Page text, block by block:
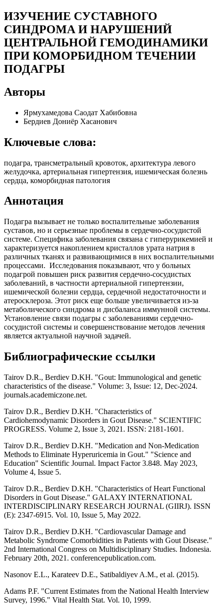
ИЗУЧЕНИЕ СУСТАВНОГО
СИНДРОМА И НАРУШЕНИЙ
ЦЕНТРАЛЬНОЙ ГЕМОДИНАМИКИ
ПРИ КОМОРБИДНОМ ТЕЧЕНИИ
ПОДАГРЫ
Авторы
Ярмухамедова Саодат Хабибовна
Бердиев Дониёр Хасанович
Ключевые слова:
подагра, трансметральный кровоток, архитектура левого
желудочка, артериальная гипертензия, ишемическая болезнь
сердца, коморбидная патология
Аннотация
Подагра вызывает не только воспалительные заболевания
суставов, но и серьезные проблемы в сердечно-сосудистой
системе. Специфика заболевания связана с гиперурикемией и
характеризуется накоплением кристаллов урата натрия в
различных тканях и развивающимися в них воспалительными
процессами. Исследования показывают, что у больных
подагрой повышен риск развития сердечно-сосудистых
заболеваний, в частности артериальной гипертензии,
ишемической болезни сердца, сердечной недостаточности и
атеросклероза. Этот риск еще больше увеличивается из-за
метаболического синдрома и дисбаланса иммунной системы.
Установление связи подагры с заболеваниями сердечно-
сосудистой системы и совершенствование методов лечения
является актуальной научной задачей.
Библиографические ссылки
Tairov D.R., Berdiev D.KH. "Gout: Immunological and genetic
characteristics of the disease." Volume: 3, Issue: 12, Dec-2024.
journals.academiczone.net.
Tairov D.R., Berdiev D.KH. "Characteristics of
Cardiohemodynamic Disorders in Gout Disease." SCIENTIFIC
PROGRESS. Volume 2, Issue 3, 2021. ISSN: 2181-1601.
Tairov D.R., Berdiev D.KH. "Medication and Non-Medication
Methods to Eliminate Hyperuricemia in Gout." "Science and
Education" Scientific Journal. Impact Factor 3.848. May 2023,
Volume 4, Issue 5.
Tairov D.R., Berdiev D.KH. "Characteristics of Heart Functional
Disorders in Gout Disease." GALAXY INTERNATIONAL
INTERDISCIPLINARY RESEARCH JOURNAL (GIIRJ). ISSN
(E): 2347-6915. Vol. 10, Issue 5, May 2022.
Tairov D.R., Berdiev D.KH. "Cardiovascular Damage and
Metabolic Syndrome Comorbidities in Patients with Gout Disease."
2nd International Congress on Multidisciplinary Studies. Indonesia.
February 20th, 2021. conferencepublication.com.
Nasonov E.L., Karateev D.E., Satibaldiyev A.M., et al. (2015).
Adams P.F. "Current Estimates from the National Health Interview
Survey, 1996." Vital Health Stat. Vol. 10, 1999.